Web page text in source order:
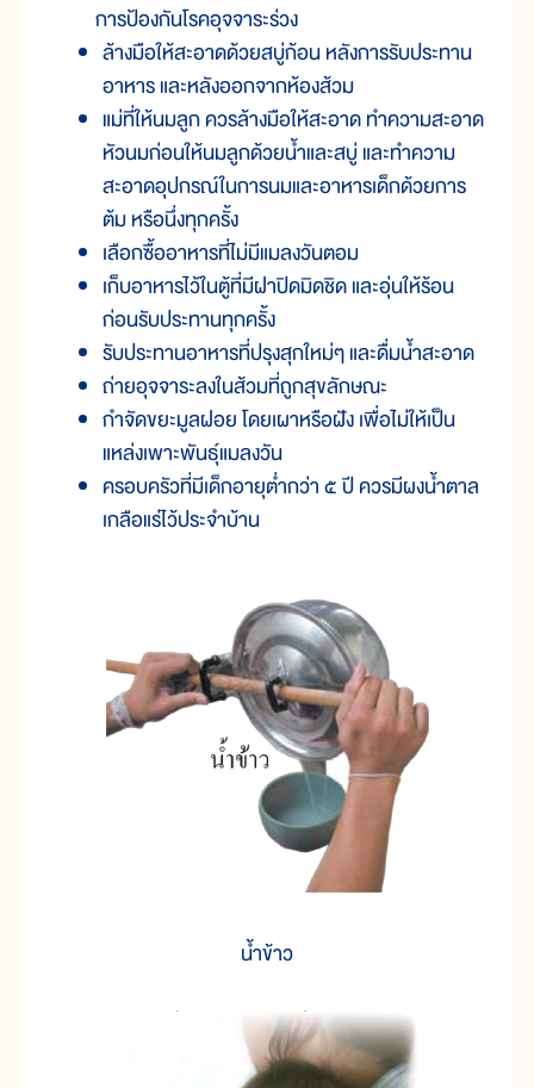
การป้องกันโรคอุจจาระร่วง
ล้างมือให้สะอาดด้วยสบู่ก้อน หลังการรับประทาน
อาหาร และหลังออกจากห้องส้วม
แม่ที่ให้นมลูก ควรล้างมือให้สะอาด ทำความสะอาด
หัวนมก่อนให้นมลูกด้วยน้ำและสบู่ และทำความ
สะอาดอุปกรณ์ในการนมและอาหารเด็กด้วยการ
ต้ม หรือนึ่งทุกครั้ง
เลือกซื้ออาหารที่ไม่มีแมลงวันตอม
เก็บอาหารไว้ในตู้ที่มีฝาปิดมิดชิด และอุ่นให้ร้อน
ก่อนรับประทานทุกครั้ง
รับประทานอาหารที่ปรุงสุกใหม่ๆ และดื่มน้ำสะอาด
ถ่ายอุจจาระลงในส้วมที่ถูกสุขลักษณะ
กำจัดขยะมูลฝอย โดยเผาหรือฝัง เพื่อไม่ให้เป็น
แหล่งเพาะพันธุ์แมลงวัน
ครอบครัวที่มีเด็กอายุต่ำกว่า ๕ ปี ควรมีผงน้ำตาล
เกลือแร่ไว้ประจำบ้าน
น้ำข้าว